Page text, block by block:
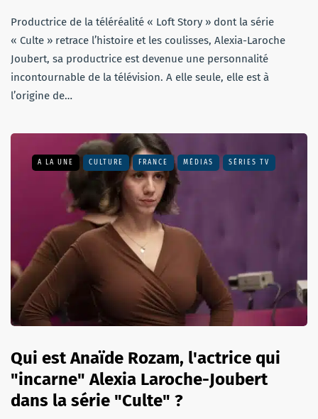
Productrice de la téléréalité « Loft Story » dont la série
« Culte » retrace l’histoire et les coulisses, Alexia-Laroche
Joubert, sa productrice est devenue une personnalité
incontournable de la télévision. A elle seule, elle est à
l’origine de…
A LA UNE CULTURE FRANCE MÉDIAS SÉRIES TV
Qui est Anaïde Rozam, l'actrice qui
"incarne" Alexia Laroche-Joubert
dans la série "Culte" ?